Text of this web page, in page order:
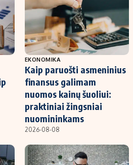
EKONOMIKA
Kaip paruošti asmeninius
finansus galimam
nuomos kainų šuoliui:
praktiniai žingsniai
nuomininkams
2026-08-08